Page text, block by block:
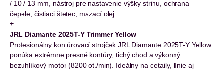
/ 10 / 13 mm, nástroj pre nastavenie výšky strihu, ochrana
čepele, čistiaci štetec, mazací olej
+
JRL Diamante 2025T-Y Trimmer Yellow
Profesionálny kontúrovací strojček JRL Diamante 2025T-Y Yellow
ponúka extrémne presné kontúry, tichý chod a výkonný
bezuhlíkový motor (8200 ot./min). Ideálny na detaily, línie aj